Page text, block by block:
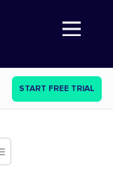
Abre a navegação
START FREE TRIAL